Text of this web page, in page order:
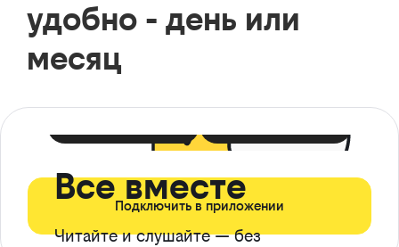
удобно - день или
месяц
Все вместе
Читайте и слушайте — без
Подключить в приложении